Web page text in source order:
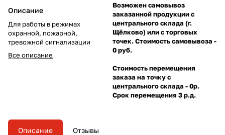
Описание
Для работы в режимах
охранной, пожарной,
тревожной сигнализации
Все описание
Возможен самовывоз
заказанной продукции с
центрального склада (г.
Щёлково) или с торговых
точек. Стоимость самовывоза -
0 руб.
Стоимость перемещения
заказа на точку с
центрального склада - 0р.
Срок перемещения 3 р.д.
Описание Отзывы